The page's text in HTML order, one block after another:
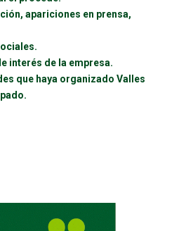
apariciones en prensa,
interés de la empresa.
que haya organizado Valles